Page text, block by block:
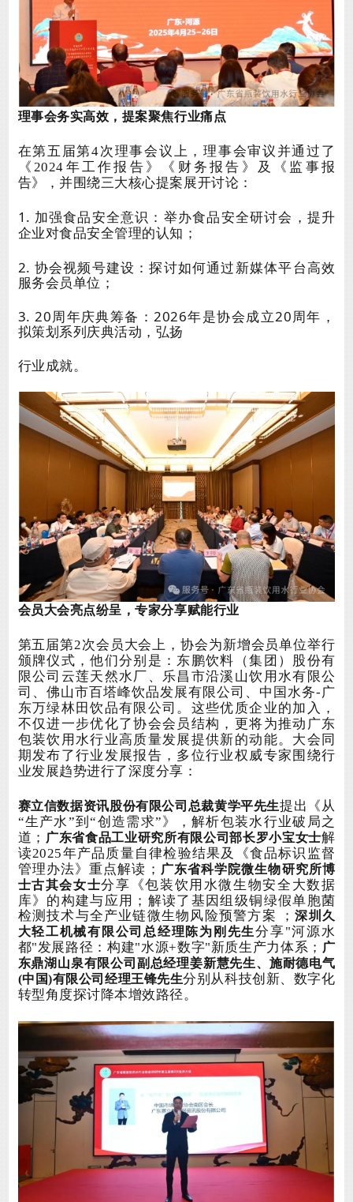
理事会务实高效，提案聚焦行业痛点
在第五届第4次理事会议上，理事会审议并通过了
《2024年工作报告》《财务报告》及《监事报
告》，并围绕三大核心提案展开讨论：
1. 加强食品安全意识 ：举办食品安全研讨会 ，提升
企业对食品安全管理的认知；
2. 协会视频号建设：探讨如何通过新媒体平台高效
服务会员单位；
3. 20周年庆典筹备：2026年是协会成立20周年，
拟策划系列庆典活动，弘扬
行业成就。
会员大会亮点纷呈，专家分享赋能行业
第五届第2次会员大会上，协会为新增会员单位举行
颁牌仪式，他们分别是：东鹏饮料（集团）股份有
限公司云莲天然水厂、乐昌市沿溪山饮用水有限公
司、佛山市百塔峰饮品发展有限公司、中国水务-广
东万绿林田饮品有限公司。这些优质企业的加入，
不仅进一步优化了协会会员结构，更将为推动广东
包装饮用水行业高质量发展提供新的动能。大会同
期发布了行业发展报告，多位行业权威专家围绕行
业发展趋势进行了深度分享：
赛立信数据资讯股份有限公司总裁黄学平先生提出《从
“生产水”到“创造需求”》，解析包装水行业破局之
道； 广东省食品工业研究所有限公司部长罗小宝女士解
读2025年产品质量自律检验结果及《食品标识监督
管理办法》重点解读 ； 广东省科学院微生物研究所博
士古其会女士分享《包装饮用水微生物安全大数据
库》的构建与应用 ； 解读了基因组级铜绿假单胞菌
检测技术与全产业链微生物风险预警方案 ； 深圳久
大轻工机械有限公司 总经理陈为刚先生分享"河源水
都"发展路径：构建"水源+数字"新质生产力体系； 广
东鼎湖山泉有限公司 副总经理姜新慧先生、施耐德电气
(中国)有限公司经理王锋先生分别从科技创新、数字化
转型角度探讨降本增效路径。